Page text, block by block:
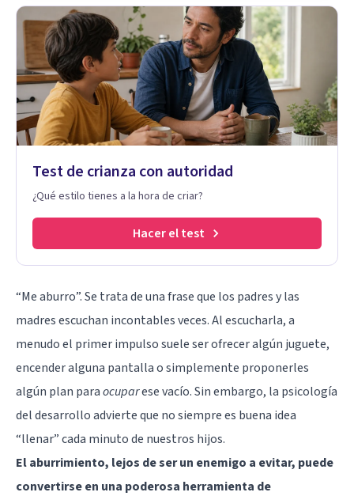
Test de crianza con autoridad
¿Qué estilo tienes a la hora de criar?
Hacer el test
“Me aburro”. Se trata de una frase que los padres y las
madres escuchan incontables veces. Al escucharla, a
menudo el primer impulso suele ser ofrecer algún juguete,
encender alguna pantalla o simplemente proponerles
algún plan paraocuparese vacío. Sin embargo, la psicología
del desarrollo advierte que no siempre es buena idea
“llenar” cada minuto de nuestros hijos.
Elaburrimiento, lejos de ser un enemigo a evitar, puede
convertirse en una poderosa herramienta de